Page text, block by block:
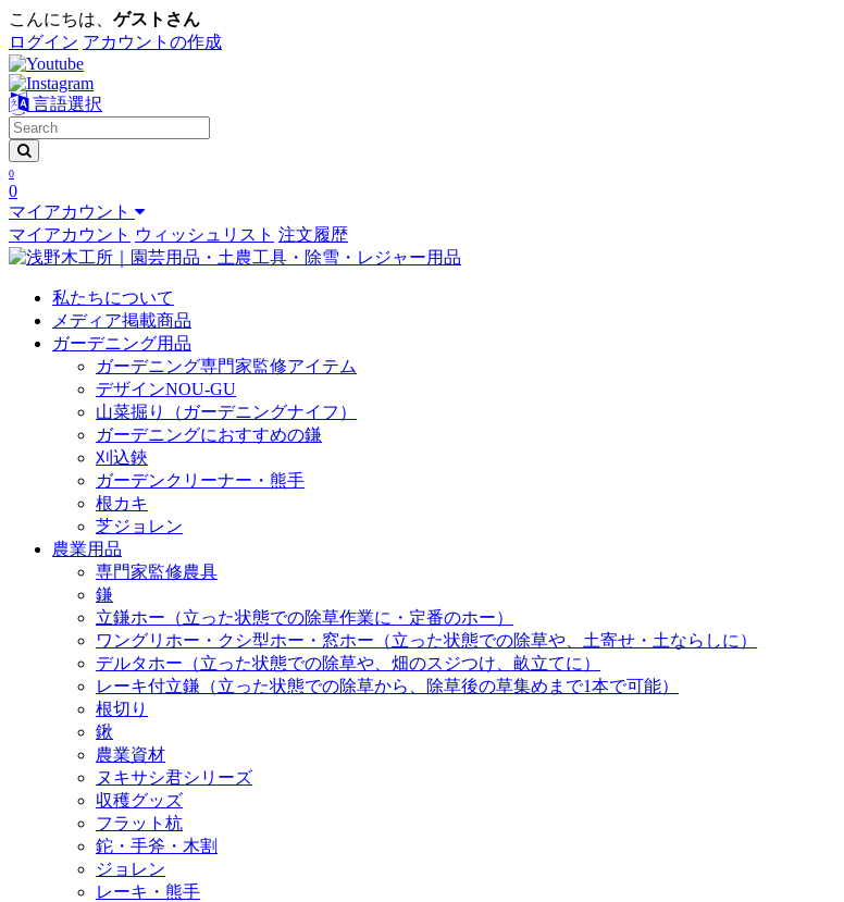
こんにちは、 ゲストさん
ログイン アカウントの作成
言語選択
0
0
マイアカウント
マイアカウント ウィッシュリスト 注文履歴
私たちについて
メディア掲載商品
ガーデニング用品
ガーデニング専門家監修アイテム
デザインNOU-GU
山菜掘り（ガーデニングナイフ）
ガーデニングにおすすめの鎌
刈込鋏
ガーデンクリーナー・熊手
根カキ
芝ジョレン
農業用品
専門家監修農具
鎌
立鎌ホー（立った状態での除草作業に・定番のホー）
ワングリホー・クシ型ホー・窓ホー（立った状態での除草や、土寄せ・土ならしに）
デルタホー（立った状態での除草や、畑のスジつけ、畝立てに）
レーキ付立鎌（立った状態での除草から、除草後の草集めまで1本で可能）
根切り
鍬
農業資材
ヌキサシ君シリーズ
収穫グッズ
フラット杭
鉈・手斧・木割
ジョレン
レーキ・熊手